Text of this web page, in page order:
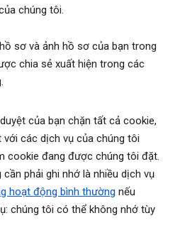
chúng tôi.
sơ và ảnh hồ sơ của bạn trong
chia sẻ xuất hiện trong các
của bạn chặn tất cả cookie,
các dịch vụ của chúng tôi
cookie đang được chúng tôi đặt.
phải ghi nhớ là nhiều dịch vụ
hoạt động bình thường nếu
chúng tôi có thể không nhớ tùy